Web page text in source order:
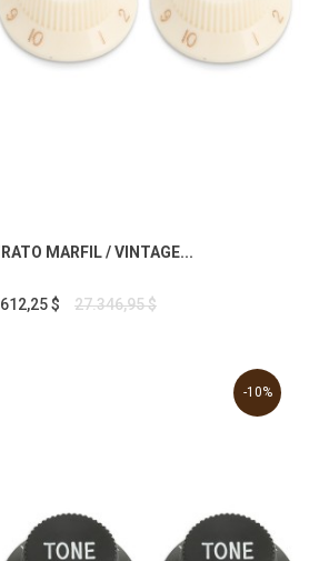
MARFIL / VINTAGE...
$ 27.346,95 $
-10%